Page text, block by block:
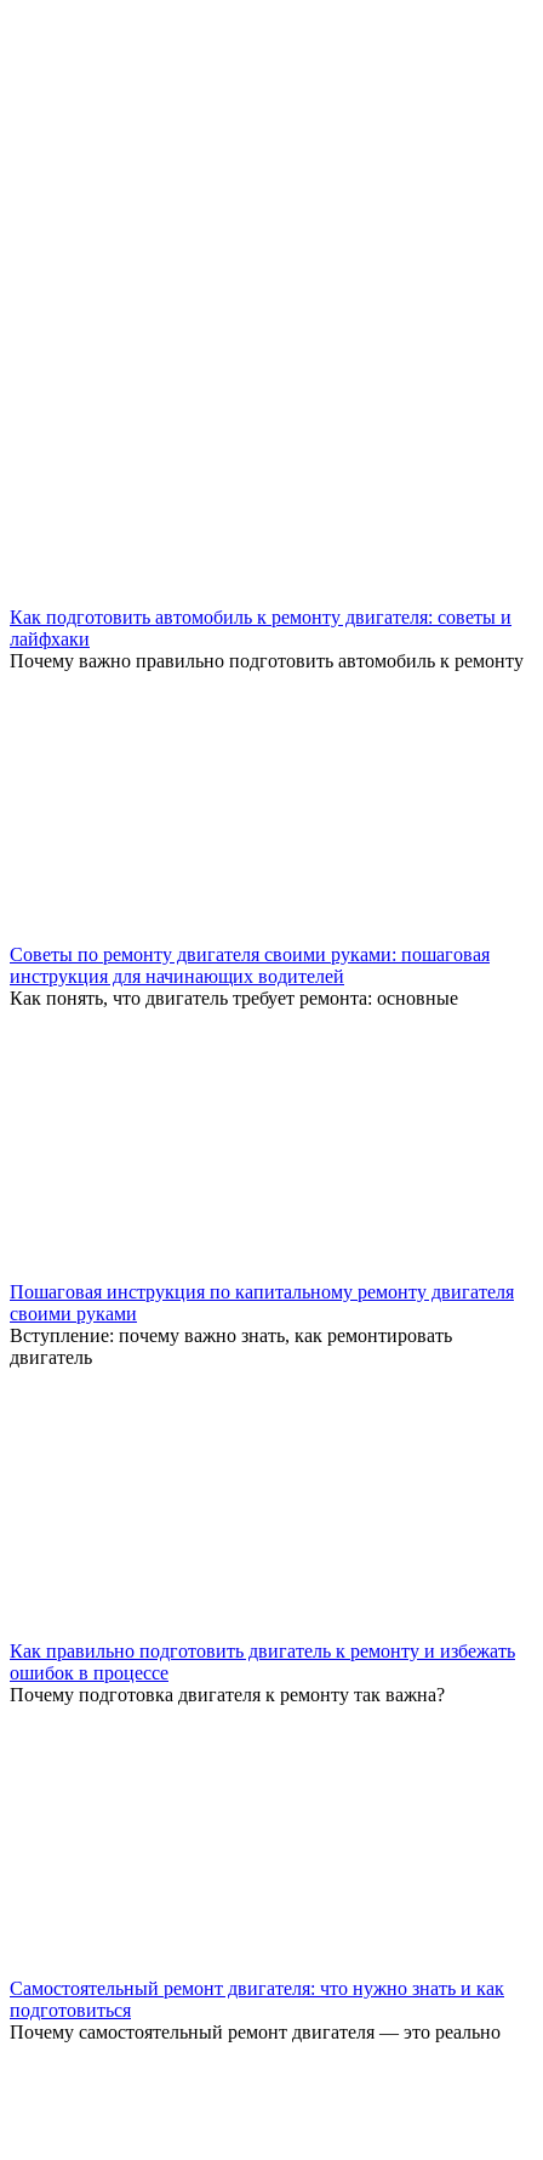
Как подготовить автомобиль к ремонту двигателя: советы и
лайфхаки
Почему важно правильно подготовить автомобиль к ремонту
Советы по ремонту двигателя своими руками: пошаговая
инструкция для начинающих водителей
Как понять, что двигатель требует ремонта: основные
Пошаговая инструкция по капитальному ремонту двигателя
своими руками
Вступление: почему важно знать, как ремонтировать
двигатель
Как правильно подготовить двигатель к ремонту и избежать
ошибок в процессе
Почему подготовка двигателя к ремонту так важна?
Самостоятельный ремонт двигателя: что нужно знать и как
подготовиться
Почему самостоятельный ремонт двигателя — это реально